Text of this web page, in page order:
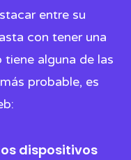
entre su
con tener una
alguna de las
probable, es
dispositivos